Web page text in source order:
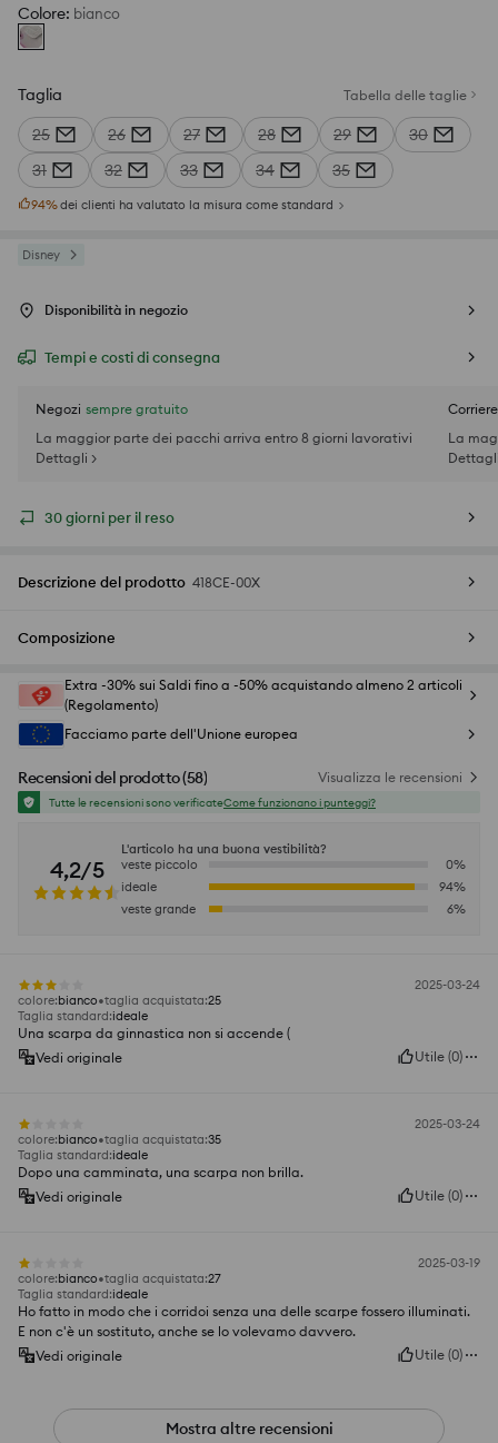
Colore: bianco
Taglia Tabella delle taglie
25 26 27 28 29
30
31
32 33 34 35
94%dei clienti ha valutato la misura come standard
Disney
Disponibilità in negozio
Tempi e costi di consegna
Negozi sempre gratuito
La maggior parte dei pacchi arriva entro 8 giorni lavorativi
Dettagli >
La
30 giorni per il reso
Descrizione del prodotto 418CE-00X
Composizione
Extra -30% sui Saldi fino a -50% acquistando almeno 2 articoli
(Regolamento)
Facciamo parte dell'Unione europea
Recensioni del prodotto(58) Visualizza le recensioni
Tutte le recensioni sono verificateCome funzionano i punteggi?
4,2/5
L'articolo ha una buona vestibilità?
veste piccolo
0%
ideale
94%
veste grande
6%
2025-03-24
colore:bianco taglia acquistata:25
Taglia standard:ideale
Una scarpa da ginnastica non si accende (
Vedi originale
Utile (0)
2025-03-24
colore:bianco taglia acquistata:35
Taglia standard:ideale
Dopo una camminata, una scarpa non brilla.
Vedi originale
Utile (0)
2025-03-19
colore:bianco taglia acquistata:27
Taglia standard:ideale
Ho fatto in modo che i corridoi senza una delle scarpe fossero illuminati.
E non c'è un sostituto, anche se lo volevamo davvero.
Vedi originale
Utile (0)
Mostra altre recensioni